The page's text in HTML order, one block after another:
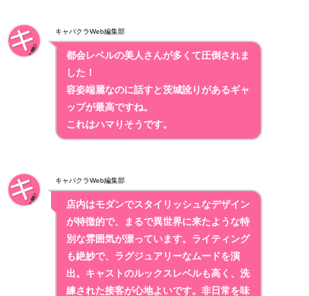
キャバクラWeb編集部
都会レベルの美人さんが多くて圧倒されま
した！
容姿端麗なのに話すと茨城訛りがあるギャ
ップが最高ですね。
これはハマりそうです。
キャバクラWeb編集部
店内はモダンでスタイリッシュなデザイン
が特徴的で、
まるで異世界に来たような特
別な雰囲気が漂っています。ライティング
も絶妙で、ラグジュアリーなムードを演
出。キャストのルックスレベルも高く、洗
練された接客が心地よいです。非日常を味